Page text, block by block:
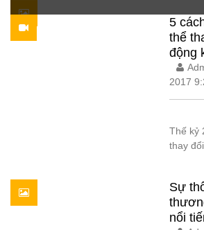
5
thể
động
2017
Thế kỷ
thay
Sự
nổi